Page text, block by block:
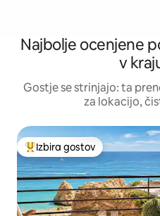
Najbolje ocenjene
v
Gostje se strinjajo: ta
za lokacijo,
Najbolj priljubljena
Izbira gostov